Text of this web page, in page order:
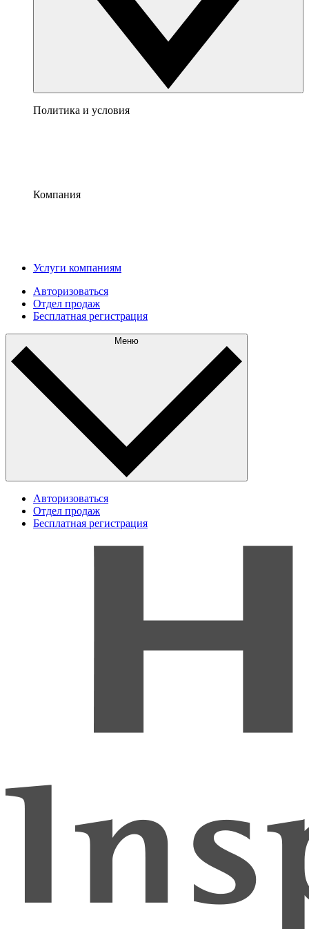
Политика и условия
Компания
Услуги компаниям
Авторизоваться
Отдел продаж
Бесплатная регистрация
Меню
Авторизоваться
Отдел продаж
Бесплатная регистрация